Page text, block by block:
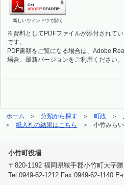
新しいウィンドウで開く
※資料としてPDFファイルが添付されて
です。
PDF書類をご覧になる場合は、Adobe
場合、最新バージョンをご利用ください。
ホーム 分類から探す 町政
紙入札の結果はこちら
小竹みら
小竹町役場
〒820-1192 福岡県鞍手郡小竹町大字
Tel:0949-62-1212 Fax:0949-62-1140